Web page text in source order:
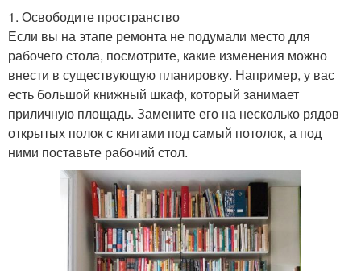
1. Освободите пространство
Если вы на этапе ремонта не подумали место для
рабочего стола, посмотрите, какие изменения можно
внести в существующую планировку. Например, у вас
есть большой книжный шкаф, который занимает
приличную площадь. Замените его на несколько рядов
открытых полок с книгами под самый потолок, а под
ними поставьте рабочий стол.